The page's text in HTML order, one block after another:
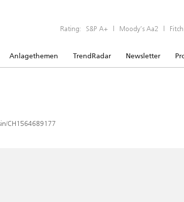
Rating: S&P A+ | Moody’s Aa2 |
Anlagethemen TrendRadar Newsletter
CH1564689177